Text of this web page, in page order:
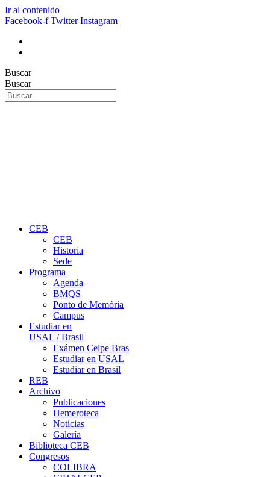
Ir al contenido
Facebook-f Twitter Instagram
Buscar
Buscar
CEB
CEB
Historia
Sede
Programa
Agenda
BMQS
Ponto de Memória
Campus
Estudiar en
USAL / Brasil
Exámen Celpe Bras
Estudiar en USAL
Estudiar en Brasil
REB
Archivo
Publicaciones
Hemeroteca
Noticias
Galería
Biblioteca CEB
Congresos
COLIBRA